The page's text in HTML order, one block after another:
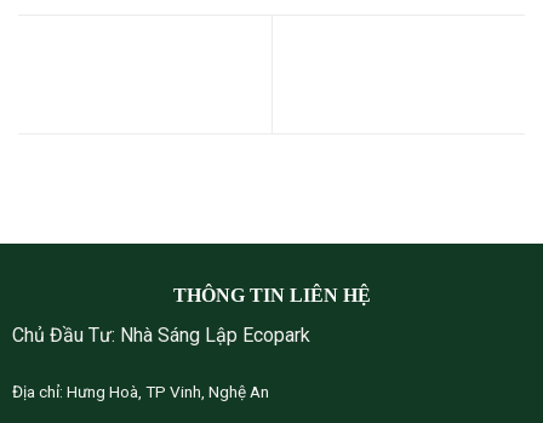
THÔNG TIN LIÊN HỆ
Chủ Đầu Tư: Nhà Sáng Lập Ecopark
Địa chỉ: Hưng Hoà, TP Vinh, Nghệ An